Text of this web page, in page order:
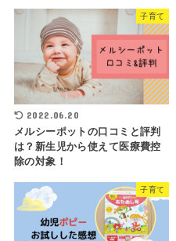
子育て
2022.06.20
メルシーポットの口コミと評判
は？新生児から使えて医療費控
除の対象！
子育て